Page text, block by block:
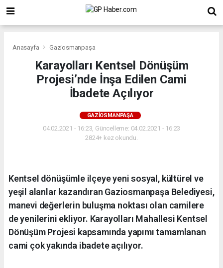
Anasayfa Gaziosmanpaşa
Karayolları Kentsel Dönüşüm
Projesi’nde İnşa Edilen Cami
İbadete Açılıyor
GAZIOSMANPAŞA
04.02.2021 - 16:23, Güncelleme: 04.02.2021 - 16:23
2824+ kez okundu.
Kentsel dönüşümle ilçeye yeni sosyal, kültürel ve
yeşil alanlar kazandıran Gaziosmanpaşa Belediyesi,
manevi değerlerin buluşma noktası olan camilere
de yenilerini ekliyor. Karayolları Mahallesi Kentsel
Dönüşüm Projesi kapsamında yapımı tamamlanan
cami çok yakında ibadete açılıyor.